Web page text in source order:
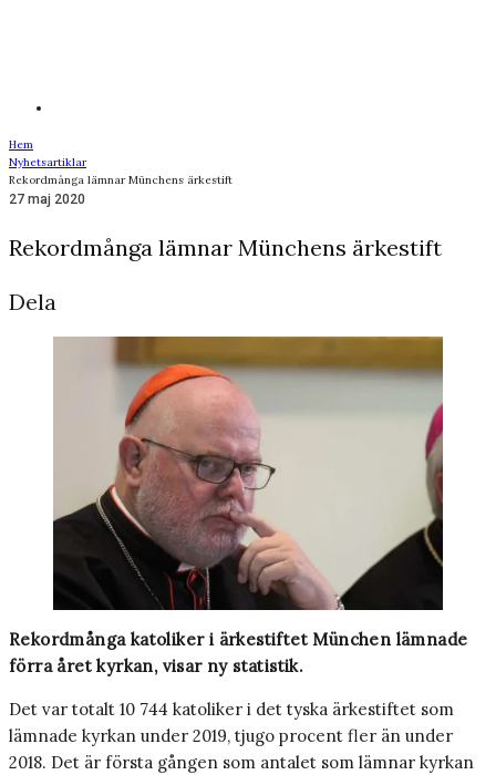
Hem
Nyhetsartiklar
Rekordmånga lämnar Münchens ärkestift
27 maj 2020
Rekordmånga lämnar Münchens ärkestift
Dela
Rekordmånga katoliker i ärkestiftet München lämnade
förra året kyrkan, visar ny statistik.
Det var totalt 10 744 katoliker i det tyska ärkestiftet som
lämnade kyrkan under 2019, tjugo procent fler än under
2018. Det är första gången som antalet som lämnar kyrkan